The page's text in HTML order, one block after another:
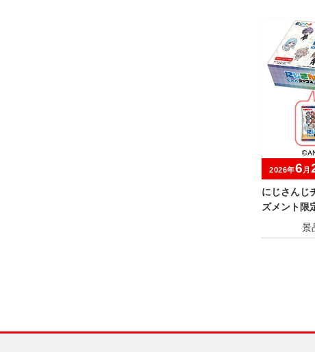
にじさんじ
ズメント限
2026年6 月